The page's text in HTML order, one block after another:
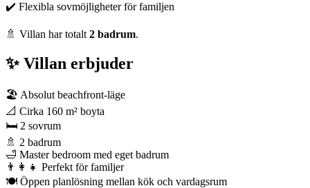
✔️ Flexibla sovmöjligheter för familjen
🚿 Villan har totalt 2 badrum.
✨ Villan erbjuder
🏖️ Absolut beachfront-läge
📐 Cirka 160 m² boyta
🛏️ 2 sovrum
🚿 2 badrum
🛁 Master bedroom med eget badrum
👨‍👩‍👧 Perfekt för familjer
🍽️ Öppen planlösning mellan kök och vardagsrum